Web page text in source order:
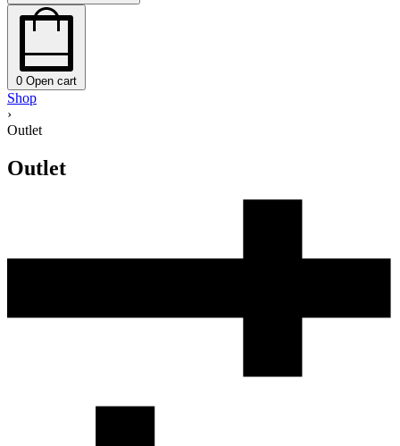
0 Open cart
Shop
›
Outlet
Outlet